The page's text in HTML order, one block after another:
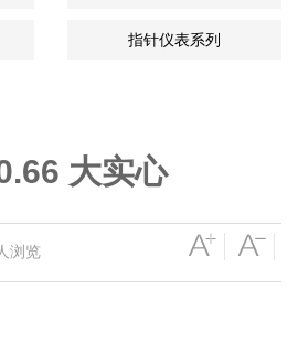
指针仪表系列
大实心
浏览